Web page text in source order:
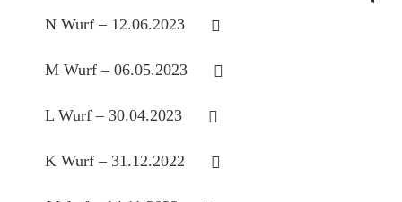
N Wurf – 12.06.2023
M Wurf – 06.05.2023
L Wurf – 30.04.2023
K Wurf – 31.12.2022